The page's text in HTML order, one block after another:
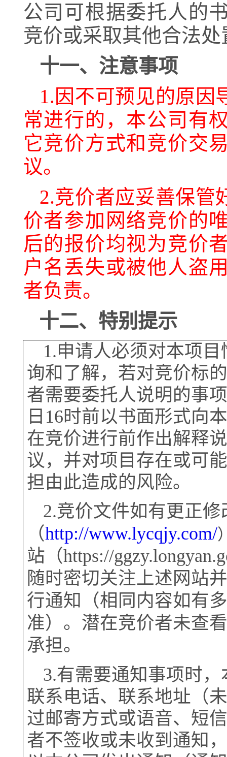
公司可根据委托人的
竞价或采取其他合法处
十一、注意事项
1.因不可预见的原因
常进行的，本公司有
它竞价方式和竞价交
议。
2.竞价者应妥善保管
价者参加网络竞价的
后的报价均视为竞价
户名丢失或被他人盗
者负责。
十二、特别提示
1.申请人必须对本项
询和了解，若对竞价标
者需要委托人说明的事
日16时前以书面形式向
在竞价进行前作出解释
议，并对项目存在或可
担由此造成的风险。
2.竞价文件如有更正
（http://www.lycqjy.com/
站 （https://
随时密切关注上述网站
行通知（相同内容如有
准）。潜在竞价者未查
承担。
3.有需要通知事项时
联系电话、联系地址（
过邮寄方式或语音、短
者不签收或未收到通知